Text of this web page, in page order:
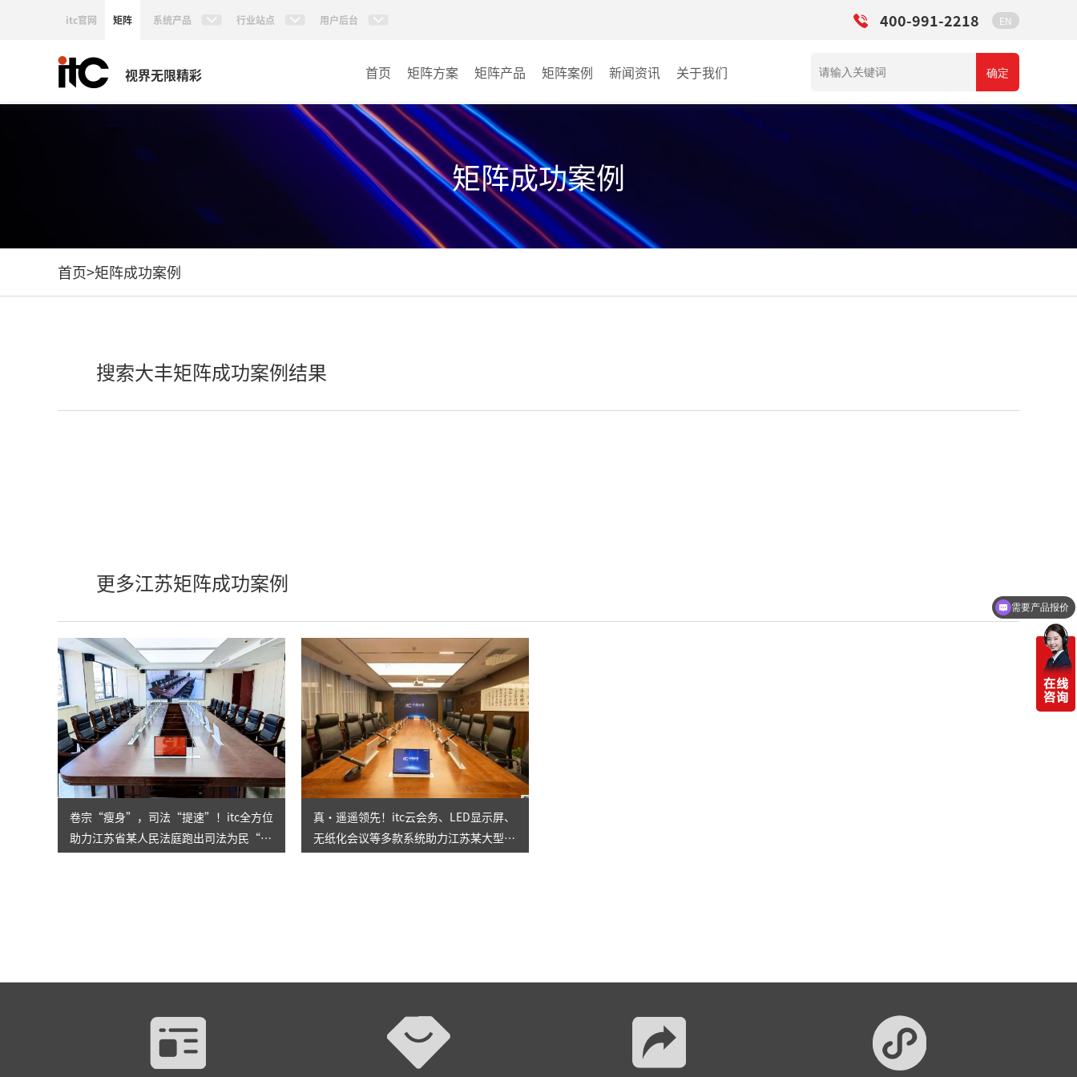
itc官网 矩阵 系统产品 行业站点 用户后台 400-991-2218 EN
视界无限精彩 首页 矩阵方案 矩阵产品
视频矩阵
AI指挥调度系统
无感调度系统
矩阵案例
金融
公安
部队
新闻资讯 关于我们 确定
矩阵成功案例
首页>矩阵成功案例
搜索大丰矩阵成功案例结果
更多江苏矩阵成功案例
卷宗“瘦身”，司法“提速”！itc全方位
助力江苏省某人民法庭跑出司法为民“加
真·遥遥领先！itc云会务、LED显示屏、
无纸化会议等多款系统助力江苏某大型国
可以定制方案吗？